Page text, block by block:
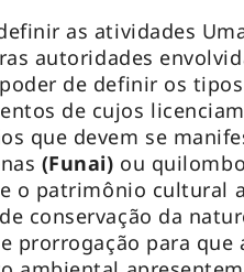
as atividades
autoridades
de definir os
de cujos
que devem se
(Funai) ou
o patrimônio cultural
conservação da
prorrogação para que